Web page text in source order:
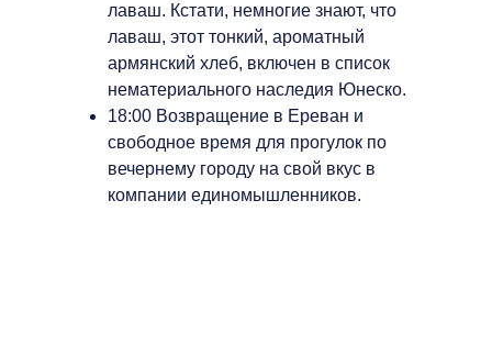
лаваш. Кстати, немногие знают, что
лаваш, этот тонкий, ароматный
армянский хлеб, включен в список
нематериального наследия Юнеско.
18:00 Возвращение в Ереван и
свободное время для прогулок по
вечернему городу на свой вкус в
компании единомышленников.